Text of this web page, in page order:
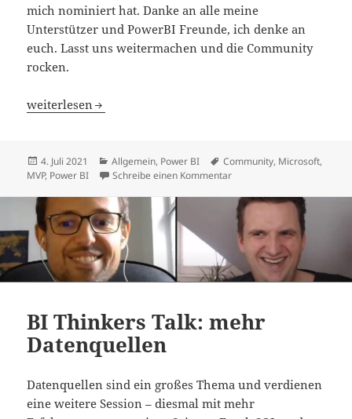
mich nominiert hat. Danke an alle meine
Unterstützer und PowerBI Freunde, ich denke an
euch. Lasst uns weitermachen und die Community
rocken.
Microsoft Most Valuable Professional (MVP) 2021-2022
weiterlesen
Veröffentlicht
am
4. Juli 2021 Kategorien
Allgemein, Power BI Schlagwörter
Community, Microsoft,
MVP, Power BI Schreibe einen Kommentarzu Microsoft Most
BI Thinkers Talk: mehr
Datenquellen
Datenquellen sind ein großes Thema und verdienen
eine weitere Session – diesmal mit mehr